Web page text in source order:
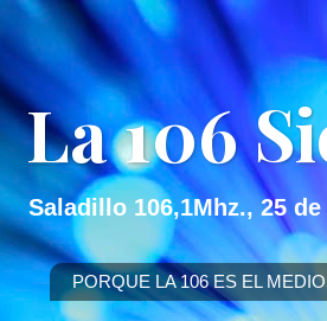
La 106
Saladillo 106,1Mhz., 25
PORQUE LA 106 ES EL